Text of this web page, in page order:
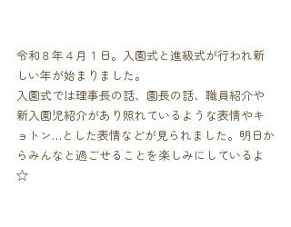
令和８年４月１日。入園式と進級式が行われ新
しい年が始まりました。
入園式では理事長の話、園長の話、職員紹介や
新入園児紹介があり照れているような表情やキ
ョトン…とした表情などが見られました。明日か
らみんなと過ごせることを楽しみにしているよ
☆